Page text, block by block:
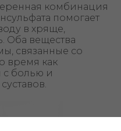
комбинация
помогает
в хряще,
Оба вещества
связанные со
время как
с болью и